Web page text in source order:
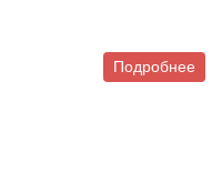
Подробнее